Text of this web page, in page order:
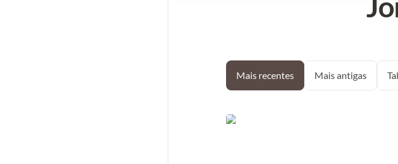
Mais recentes Mais antigas
“Há um chafariz abandonado no Alto